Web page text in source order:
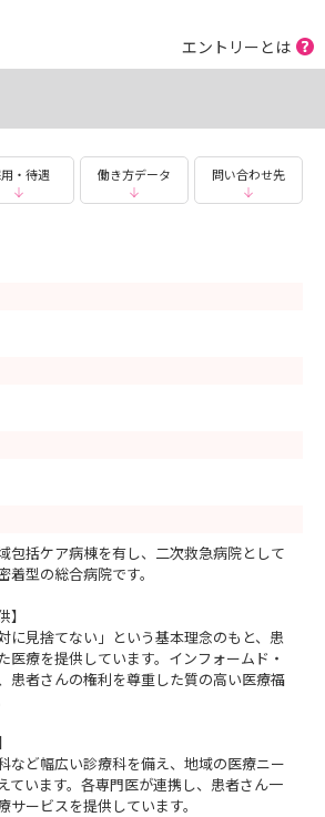
エントリーとは
・待遇 働き方データ 問い合わせ先
包括ケア病棟を有し、二次救急病院として
型の総合病院です。
】
に見捨てない」という基本理念のもと、患
医療を提供しています。インフォームド・
患者さんの権利を尊重した質の高い医療福
など幅広い診療科を備え、地域の医療ニー
ています。各専門医が連携し、患者さん一
サービスを提供しています。